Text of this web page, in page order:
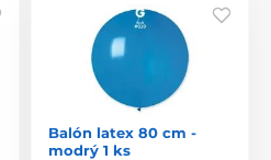
Balón latex 80 cm -
modrý 1 ks